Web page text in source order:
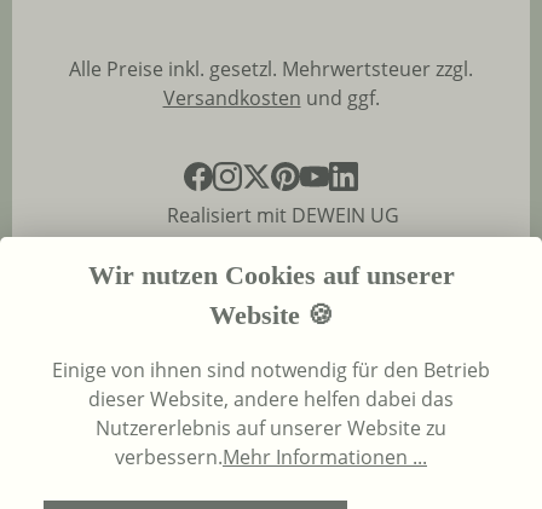
Alle Preise inkl. gesetzl. Mehrwertsteuer zzgl.
Versandkosten und ggf.
Realisiert mit DEWEIN UG
Wir nutzen Cookies auf unserer
Website 🍪
Einige von ihnen sind notwendig für den Betrieb
dieser Website, andere helfen dabei das
Nutzererlebnis auf unserer Website zu
verbessern.Mehr Informationen ...